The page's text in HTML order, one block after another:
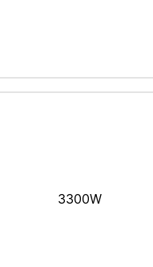
3300W